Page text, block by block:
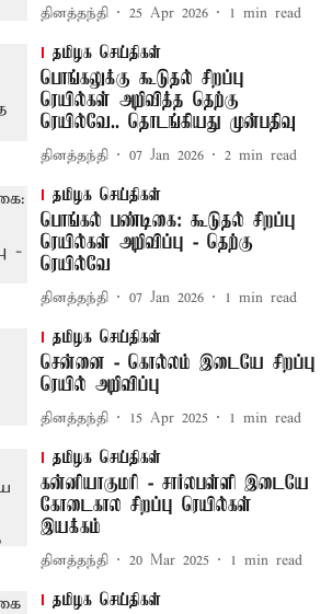
தினத்தந்தி 25 Apr 2026 1 min read
தமிழக செய்திகள்
பொங்கலுக்கு கூடுதல் சிறப்பு
ரெயில்கள் அறிவித்த தெற்கு
ரெயில்வே.. தொடங்கியது முன்பதிவு
தினத்தந்தி 07 Jan 2026 2 min read
தமிழக செய்திகள்
பொங்கல் பண்டிகை: கூடுதல் சிறப்பு
ரெயில்கள் அறிவிப்பு - தெற்கு
ரெயில்வே
தினத்தந்தி 07 Jan 2026 1 min read
தமிழக செய்திகள்
சென்னை - கொல்லம் இடையே சிறப்பு
ரெயில் அறிவிப்பு
தினத்தந்தி 15 Apr 2025 1 min read
தமிழக செய்திகள்
கன்னியாகுமரி - சார்லபள்ளி இடையே
கோடைகால சிறப்பு ரெயில்கள்
இயக்கம்
தினத்தந்தி 20 Mar 2025 1 min read
தமிழக செய்திகள்